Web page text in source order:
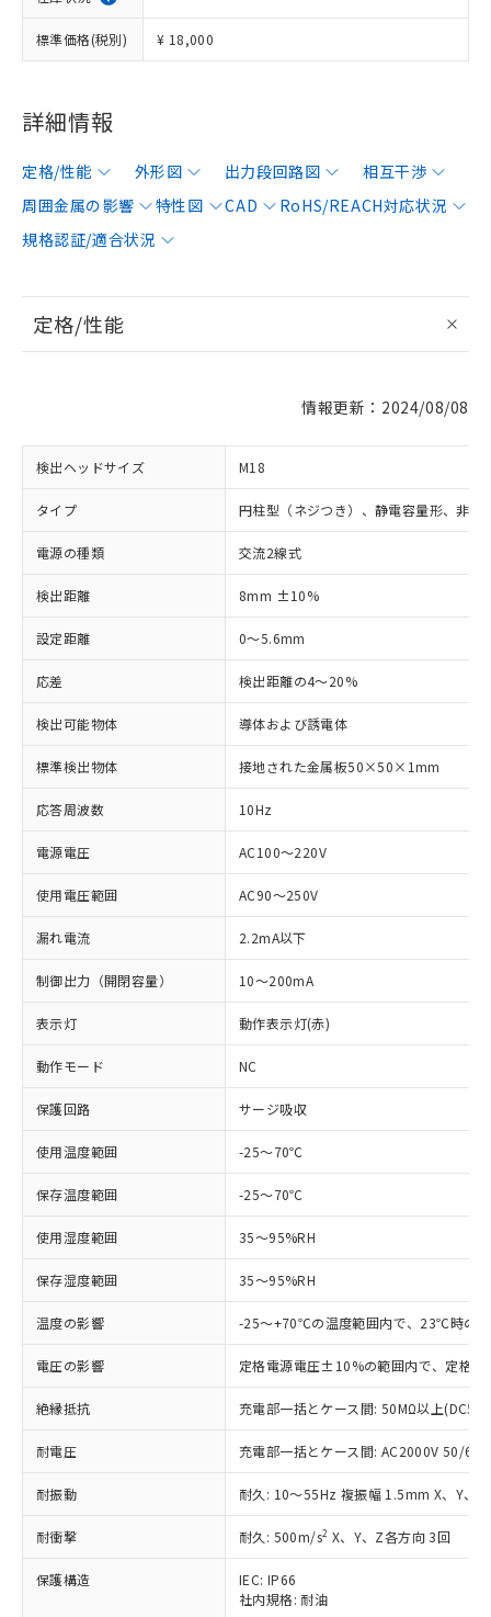
標準価格(税別) ¥ 18,000
詳細情報
定格/性能 外形図 出力段回路図
相互干渉
周囲金属の影響
特性図 CAD
RoHS/REACH対応状況
規格認証/適合状況
定格/性能
情報更新：2024/08/08
検出ヘッドサイズ M18
タイプ 円柱型（ネジつき）、静電容量形、非シ
電源の種類 交流2線式
検出距離 8mm ±10%
設定距離 0～5.6mm
応差 検出距離の4～20%
検出可能物体 導体および誘電体
標準検出物体 接地された金属板50×50×1mm
応答周波数 10Hz
電源電圧 AC100～220V
使用電圧範囲 AC90～250V
漏れ電流 2.2mA以下
制御出力（開閉容量） 10～200mA
表示灯 動作表示灯(赤)
動作モード NC
保護回路 サージ吸収
使用温度範囲 -25～70℃
保存温度範囲 -25～70℃
使用湿度範囲 35～95%RH
保存湿度範囲 35～95%RH
温度の影響 -25～+70℃の温度範囲内で、23℃時の
電圧の影響 定格電源電圧±10%の範囲内で、定格
絶縁抵抗 充電部一括とケース間: 50MΩ以上
耐電圧 充電部一括とケース間: AC2000V 50/
耐振動 耐久: 10～55Hz 複振幅 1.5mm X、Y、Z
耐衝撃 耐久: 500m/s2 X、Y、Z各方向 3回
保護構造
IEC: IP66
社内規格: 耐油
ご利用条件
以下の条件をお読みいただき、同意のうえ
ご利用ください。
本サービスは、当社制御機器事業取扱
商品の当社在庫状況および標準価格
(税抜)を提供させていただくもので
当社制御機器事業取扱商品の中には、
本サービスの対象外となる商品もある
ことをご了承ください。
記載している更新日時点での社内デー
タに基づき作成されるものであり、閲
覧された時点での実際の在庫および標
準価格とは異なる場合があることをご
※1 対応状況
対応済み：EU RoHS指令（10物質）の
非含有に対応した製品が提供可能な商品で
す。
対応予定：EU RoHS指令（10物質）の非含
有に対応した製品に切り替える予定のある
対応予定なし：EU RoHS指令（10物質）の
非含有に非対応の商品で、対応品を出す予
定はありません。
非含有の対応状況を調査中または確認中の
商品です。
非該当品：ライセンス料など無形物で、有
害物質有無と関係のない商品です。
仕入先様の事情により、非含有部品として
いたものが、含有品と判明した場合などや
むを得ず変更することがあります。
*EU RoHS指令（10物質）：
鉛(Pb) 1000ppm以下、 水銀(Hg) 1000ppm以下、 カド
類(PBB) 1000ppm以下、ポリ臭化ジフェニルエーテル類
(PBDE) 1000ppm以下、フタル酸ビス(2-エチルヘキシ
※1 中国RoHS○×表
「○」：最大均質材料含有率が中国RoHSの
基準値以下であることを示します。
「×」：最大均質材料含有率が中国RoHSの
基準値を超えていることを示します。
「－」：未確認です。当社販売部門へお問
*中国RoHS10物質の基準値 (GB/T26572)：
Cr(Ⅵ)(六価クロム) : 1000ppm、 PBBs(ポリ臭化ビフェ
ニル類) : 1000ppm、 PBDEs(ポリ臭化ジフェニルエーテ
当社は、これら貴社製品のうち、外国
為替および外国貿易法に定める商品
（以下｢規制貨物等」という）を輸出
または国外への提供する場合は、日本
国政府の輸出許可(または役務取引許
一定数以上の在庫あり